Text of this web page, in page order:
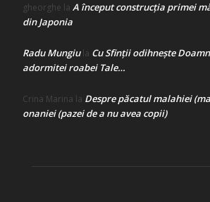
gheorghe la A început construcţia primei
din Japonia
Radu Mungiula Cu Sfinții odihnește
adormitei roabei Tale…
Crina Marina la Despre păcatul malahiei
onaniei (pazei de a nu avea copii)